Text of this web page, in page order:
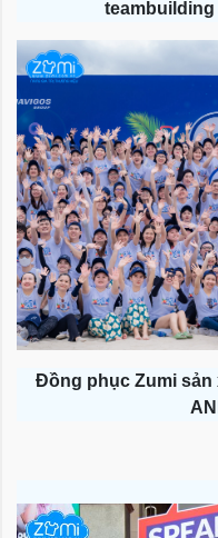
Đồng phục Zumi sản